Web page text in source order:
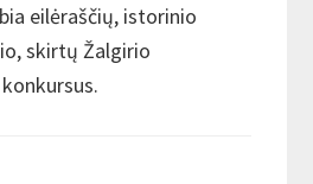
eilėraščių, istorinio
skirtų Žalgirio